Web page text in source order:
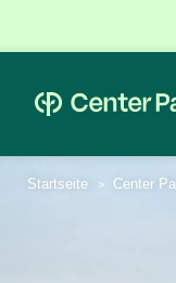
Startseite Center